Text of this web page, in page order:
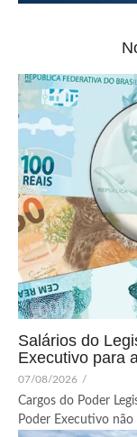
Salários do
Executivo para
07/08/2026 /
Cargos do Poder
Poder Executivo